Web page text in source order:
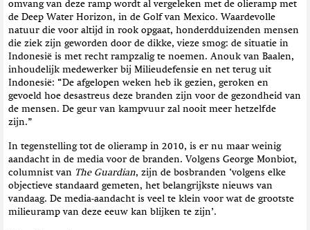
omvang van deze ramp wordt al vergeleken met de olieramp met
de Deep Water Horizon, in de Golf van Mexico. Waardevolle
natuur die voor altijd in rook opgaat, honderdduizenden mensen
die ziek zijn geworden door de dikke, vieze smog: de situatie in
Indonesië is met recht rampzalig te noemen. Anouk van Baalen,
inhoudelijk medewerker bij Milieudefensie en net terug uit
Indonesië: “De afgelopen weken heb ik gezien, geroken en
gevoeld hoe desastreus deze branden zijn voor de gezondheid van
de mensen. De geur van kampvuur zal nooit meer hetzelfde
zijn.”
In tegenstelling tot de olieramp in 2010, is er nu maar weinig
aandacht in de media voor de branden. Volgens George Monbiot,
columnist van The Guardian, zijn de bosbranden ‘volgens elke
objectieve standaard gemeten, het belangrijkste nieuws van
vandaag. De media-aandacht is veel te klein voor wat de grootste
milieuramp van deze eeuw kan blijken te zijn’.